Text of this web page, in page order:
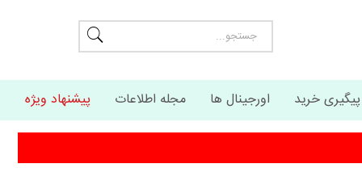
پیگیری خرید اورجینال ها مجله اطلاعات پیشنهاد ویژه